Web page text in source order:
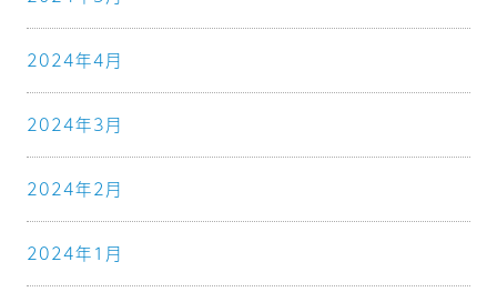
2024年4月
2024年3月
2024年2月
2024年1月